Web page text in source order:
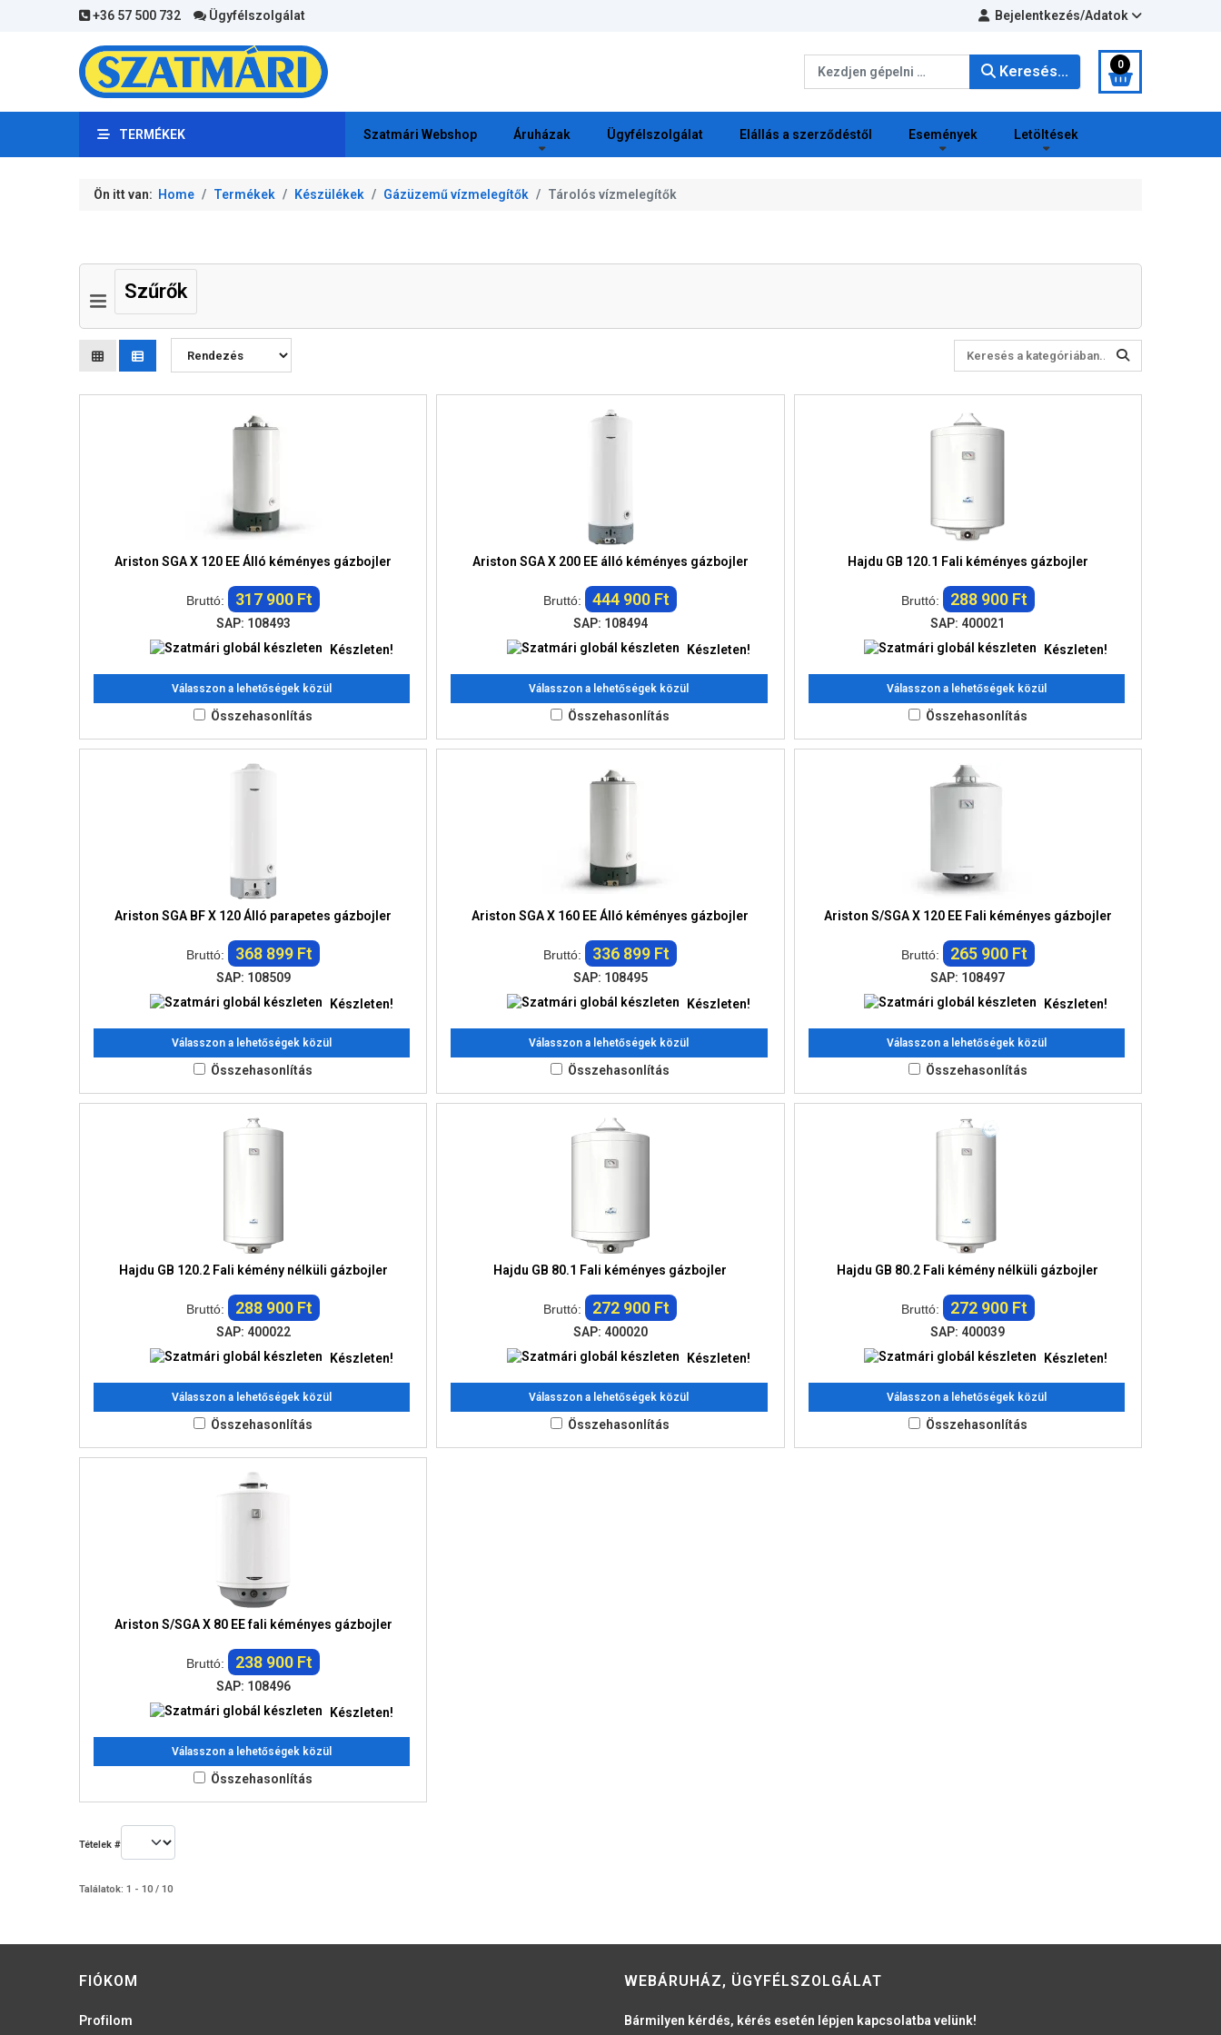
+36 57 500 732 Ügyfélszolgálat Bejelentkezés/Adatok
Keresés... 0
TERMÉKEK Szatmári Webshop Áruházak Ügyfélszolgálat Elállás a szerződéstől Események Letöltések
Ön itt van: Home Termékek Készülékek Gázüzemű vízmelegítők Tárolós vízmelegítők
Szűrők
Ariston SGA X 120 EE Álló kéményes gázbojler
Bruttó: 317 900 Ft
SAP: 108493
Készleten!
Válasszon a lehetőségek közül
Összehasonlítás
Ariston SGA X 200 EE álló kéményes gázbojler
Bruttó: 444 900 Ft
SAP: 108494
Készleten!
Válasszon a lehetőségek közül
Összehasonlítás
Hajdu GB 120.1 Fali kéményes gázbojler
Bruttó: 288 900 Ft
SAP: 400021
Készleten!
Válasszon a lehetőségek közül
Összehasonlítás
Ariston SGA BF X 120 Álló parapetes gázbojler
Bruttó: 368 899 Ft
SAP: 108509
Készleten!
Válasszon a lehetőségek közül
Összehasonlítás
Ariston SGA X 160 EE Álló kéményes gázbojler
Bruttó: 336 899 Ft
SAP: 108495
Készleten!
Válasszon a lehetőségek közül
Összehasonlítás
Ariston S/SGA X 120 EE Fali kéményes gázbojler
Bruttó: 265 900 Ft
SAP: 108497
Készleten!
Válasszon a lehetőségek közül
Összehasonlítás
Hajdu GB 120.2 Fali kémény nélküli gázbojler
Bruttó: 288 900 Ft
SAP: 400022
Készleten!
Válasszon a lehetőségek közül
Összehasonlítás
Hajdu GB 80.1 Fali kéményes gázbojler
Bruttó: 272 900 Ft
SAP: 400020
Készleten!
Válasszon a lehetőségek közül
Összehasonlítás
Hajdu GB 80.2 Fali kémény nélküli gázbojler
Bruttó: 272 900 Ft
SAP: 400039
Készleten!
Válasszon a lehetőségek közül
Összehasonlítás
Ariston S/SGA X 80 EE fali kéményes gázbojler
Bruttó: 238 900 Ft
SAP: 108496
Készleten!
Válasszon a lehetőségek közül
Összehasonlítás
Tételek #
Találatok: 1 - 10 / 10
FIÓKOM
Profilom
WEBÁRUHÁZ, ÜGYFÉLSZOLGÁLAT
Bármilyen kérdés, kérés esetén lépjen kapcsolatba velünk!